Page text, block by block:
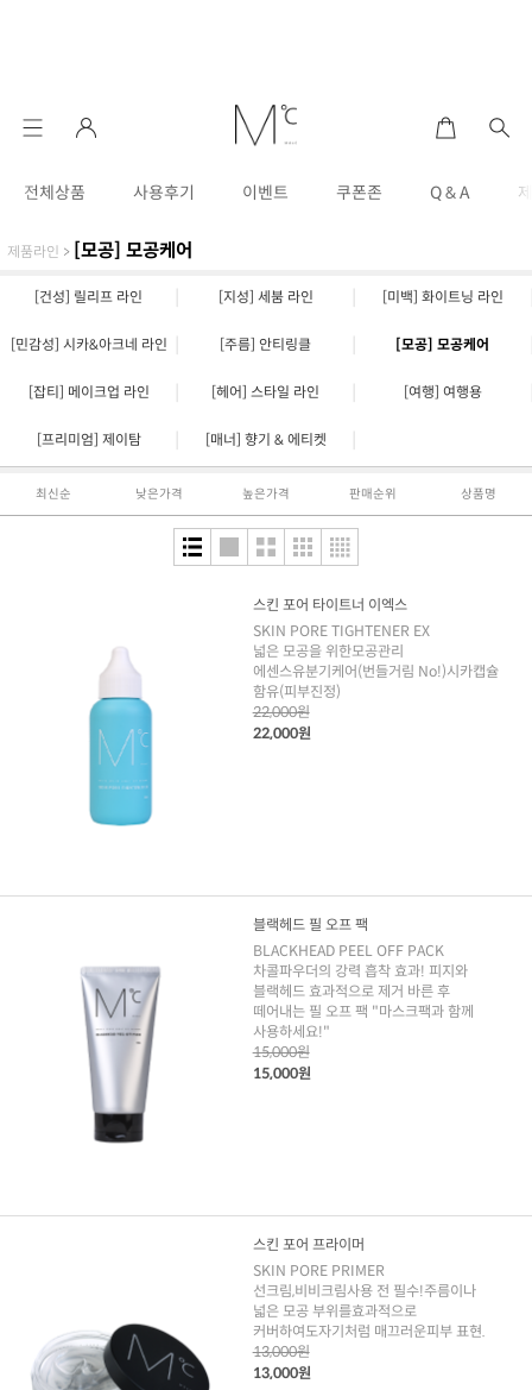
전체상품 사용후기 이벤트 쿠폰존 Q & A
제품라인 > [모공] 모공케어
[건성] 릴리프 라인 [지성] 세붐 라인 [미백] 화이트닝 라인
[민감성] 시카&아크네 라인 [주름] 안티링클 [모공] 모공케어
[잡티] 메이크업 라인 [헤어] 스타일 라인 [여행] 여행용
[프리미엄] 제이탐 [매너] 향기 & 에티켓
최신순 낮은가격 높은가격 판매순위 상품명
스킨 포어 타이트너 이엑스
SKIN PORE TIGHTENER EX
넓은 모공을 위한모공관리
에센스유분기케어(번들거림 No!)시카캡슐
함유(피부진정)
22,000원
22,000원
블랙헤드 필 오프 팩
BLACKHEAD PEEL OFF PACK
차콜파우더의 강력 흡착 효과! 피지와
블랙헤드 효과적으로 제거 바른 후
떼어내는 필 오프 팩 "마스크팩과 함께
사용하세요!"
15,000원
15,000원
스킨 포어 프라이머
SKIN PORE PRIMER
선크림,비비크림사용 전 필수!주름이나
넓은 모공 부위를효과적으로
커버하여도자기처럼 매끄러운피부 표현.
13,000원
13,000원